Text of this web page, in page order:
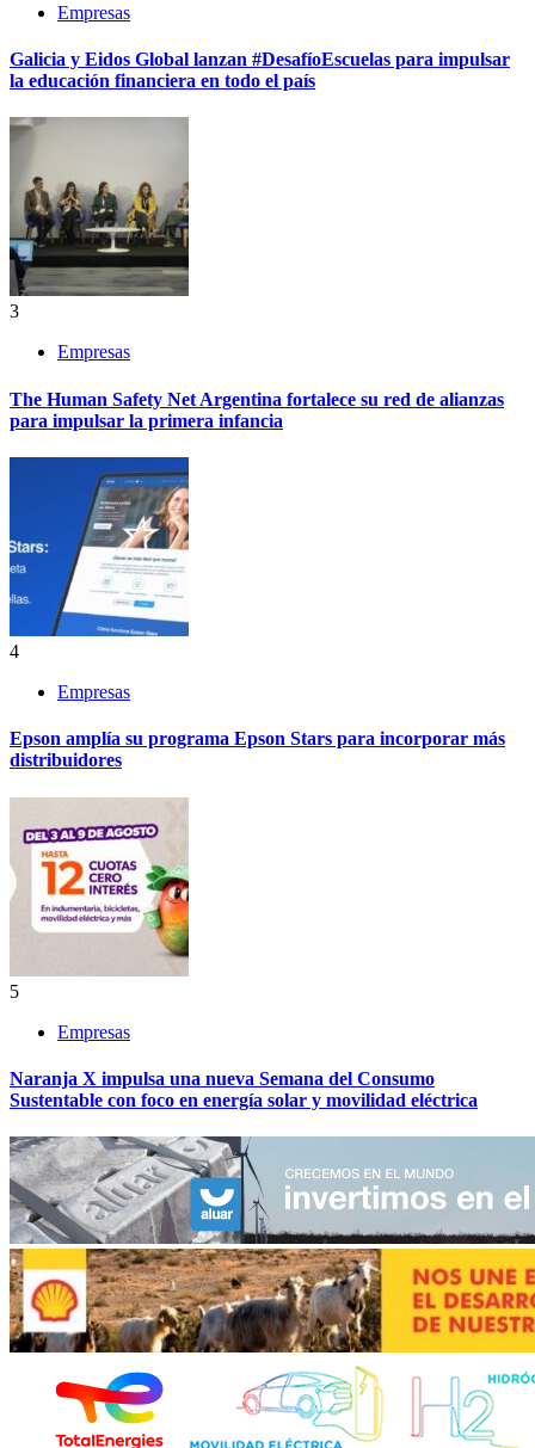
Empresas
Galicia y Eidos Global lanzan #DesafíoEscuelas para impulsar
la educación financiera en todo el país
3
Empresas
The Human Safety Net Argentina fortalece su red de alianzas
para impulsar la primera infancia
4
Empresas
Epson amplía su programa Epson Stars para incorporar más
distribuidores
5
Empresas
Naranja X impulsa una nueva Semana del Consumo
Sustentable con foco en energía solar y movilidad eléctrica